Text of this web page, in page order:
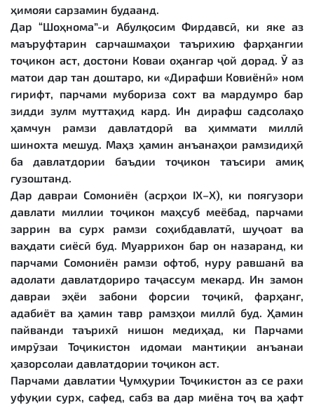
ҳимояи сарзамин будаанд.
Дар “Шоҳнома”-и Абулқосим Фирдавсӣ, ки яке аз
маъруфтарин сарчашмаҳои таърихию фарҳангии
тоҷикон аст, достони Коваи оҳангар ҷой дорад. Ӯ аз
матои дар тан доштаро, ки «Дирафши Ковиёнӣ» ном
гирифт, парчами мубориза сохт ва мардумро бар
зидди зулм муттаҳид кард. Ин дирафш садсолаҳо
ҳамчун рамзи давлатдорӣ ва ҳиммати миллӣ
шинохта мешуд. Маҳз ҳамин анъанаҳои рамзидиҳӣ
ба давлатдории баъдии тоҷикон таъсири амиқ
гузоштанд.
Дар давраи Сомониён (асрҳои IX–X), ки поягузори
давлати миллии тоҷикон маҳсуб меёбад, парчами
заррин ва сурх рамзи соҳибдавлатӣ, шуҷоат ва
ваҳдати сиёсӣ буд. Муаррихон бар он назаранд, ки
парчами Сомониён рамзи офтоб, нуру равшанӣ ва
адолати давлатдориро таҷассум мекард. Ин замон
давраи эҳёи забони форсии тоҷикӣ, фарҳанг,
адабиёт ва ҳамин тавр рамзҳои миллӣ буд. Ҳамин
пайванди таърихӣ нишон медиҳад, ки Парчами
имрӯзаи Тоҷикистон идомаи мантиқии анъанаи
ҳазорсолаи давлатдории тоҷикон аст.
Парчами давлатии Ҷумҳурии Тоҷикистон аз се рахи
уфуқии сурх, сафед, сабз ва дар миёна тоҷ ва ҳафт